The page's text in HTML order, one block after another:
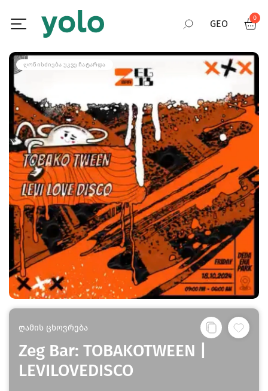
GEO
RUS
ENG
0
ᲦᲝᲜᲘᲡᲫᲘᲔᲑᲐ ᲣᲙᲕᲔ ᲩᲐᲢᲐᲠᲓᲐ
ღამის ცხოვრება
Zeg Bar: TOBAKOTWEEN |
LEVILOVEDISCO